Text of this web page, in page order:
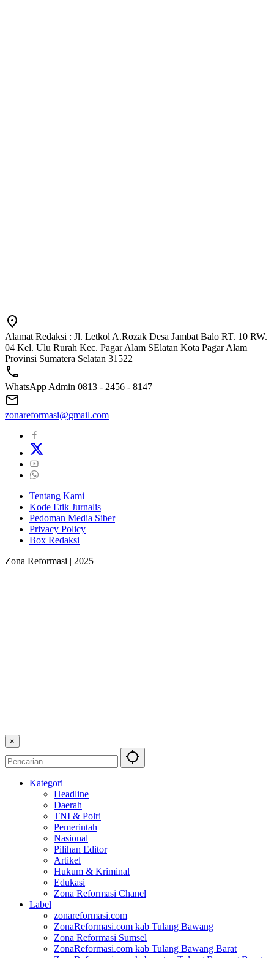
Alamat Redaksi : Jl. Letkol A.Rozak Desa Jambat Balo RT. 10 RW.
04 Kel. Ulu Rurah Kec. Pagar Alam SElatan Kota Pagar Alam
Provinsi Sumatera Selatan 31522
WhatsApp Admin 0813 - 2456 - 8147
zonareformasi@gmail.com
Tentang Kami
Kode Etik Jurnalis
Pedoman Media Siber
Privacy Policy
Box Redaksi
Zona Reformasi | 2025
×
Kategori
Headline
Daerah
TNI & Polri
Pemerintah
Nasional
Pilihan Editor
Artikel
Hukum & Kriminal
Edukasi
Zona Reformasi Chanel
Label
zonareformasi.com
ZonaReformasi.com kab Tulang Bawang
Zona Reformasi Sumsel
ZonaReformasi.com kab Tulang Bawang Barat